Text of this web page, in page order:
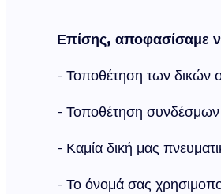
Επίσης, αποφασίσαμε
- Τοποθέτηση των δικών
- Τοποθέτηση συνδέσμων
- Καμία δική μας
- Το όνομά σας